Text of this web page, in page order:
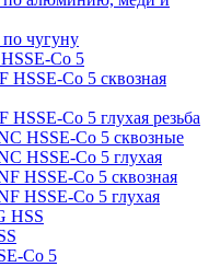
чугуну
Co 5
Co 5 сквозная
Co 5 глухая резьба
HSSE-Co 5 сквозные
HSSE-Co 5 глухая
HSSE-Co 5 сквозная
HSSE-Co 5 глухая
HSS
Co 5